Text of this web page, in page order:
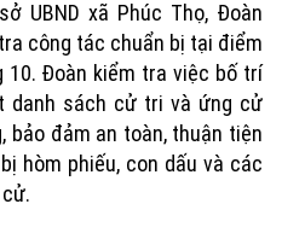
UBND xã Phúc Thọ, Đoàn
công tác chuẩn bị tại điểm
10. Đoàn kiểm tra việc bố trí
danh sách cử tri và ứng cử
bảo đảm an toàn, thuận tiện
hòm phiếu, con dấu và các